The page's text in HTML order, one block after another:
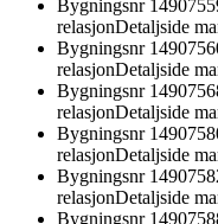
Bygningsnr
relasjonDetaljside
Bygningsnr
relasjonDetaljside
Bygningsnr
relasjonDetaljside
Bygningsnr
relasjonDetaljside
Bygningsnr
relasjonDetaljside
Bygningsnr